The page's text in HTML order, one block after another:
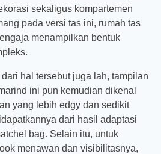
sekaligus kompartemen
pada versi tas ini, rumah tas
menampilkan bentuk
hal tersebut juga lah, tampilan
ini pun kemudian dikenal
yang lebih edgy dan sedikit
dari hasil adaptasi
bag. Selain itu, untuk
menawan dan visibilitasnya,